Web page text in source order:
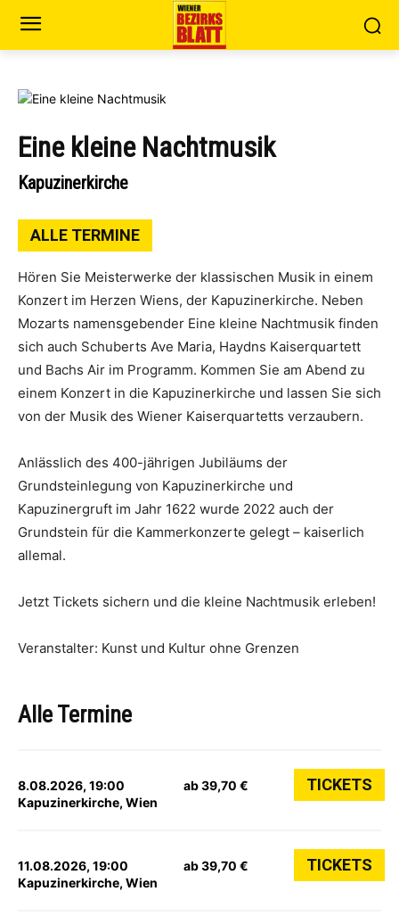
Eine kleine Nachtmusik
Kapuzinerkirche
ALLE TERMINE
Hören Sie Meisterwerke der klassischen Musik in einem
Konzert im Herzen Wiens, der Kapuzinerkirche. Neben
Mozarts namensgebender Eine kleine Nachtmusik finden
sich auch Schuberts Ave Maria, Haydns Kaiserquartett
und Bachs Air im Programm. Kommen Sie am Abend zu
einem Konzert in die Kapuzinerkirche und lassen Sie sich
von der Musik des Wiener Kaiserquartetts verzaubern.
Anlässlich des 400-jährigen Jubiläums der
Grundsteinlegung von Kapuzinerkirche und
Kapuzinergruft im Jahr 1622 wurde 2022 auch der
Grundstein für die Kammerkonzerte gelegt – kaiserlich
allemal.
Jetzt Tickets sichern und die kleine Nachtmusik erleben!
Veranstalter: Kunst und Kultur ohne Grenzen
Alle Termine
8.08.2026, 19:00
Kapuzinerkirche, Wien
ab 39,70 € TICKETS
11.08.2026, 19:00
Kapuzinerkirche, Wien
ab 39,70 € TICKETS